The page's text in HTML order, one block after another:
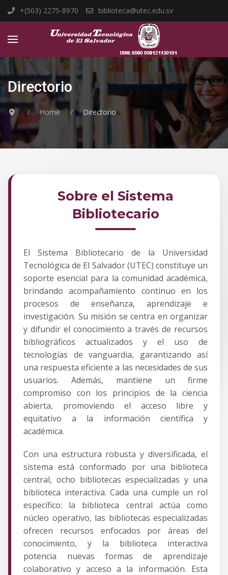
+(503) 2275-8970 biblioteca@utec.edu.sv
Directorio
Home Directorio
Sobre el Sistema
Bibliotecario
El Sistema Bibliotecario de la Universidad
Tecnológica de El Salvador (UTEC) constituye un
soporte esencial para la comunidad académica,
brindando acompañamiento continuo en los
procesos de enseñanza, aprendizaje e
investigación. Su misión se centra en organizar
y difundir el conocimiento a través de recursos
bibliográficos actualizados y el uso de
tecnologías de vanguardia, garantizando así
una respuesta eficiente a las necesidades de sus
usuarios. Además, mantiene un firme
compromiso con los principios de la ciencia
abierta, promoviendo el acceso libre y
equitativo a la información científica y
académica.
Con una estructura robusta y diversificada, el
sistema está conformado por una biblioteca
central, ocho bibliotecas especializadas y una
biblioteca interactiva. Cada una cumple un rol
específico: la biblioteca central actúa como
núcleo operativo, las bibliotecas especializadas
ofrecen recursos enfocados por áreas del
conocimiento, y la biblioteca interactiva
potencia nuevas formas de aprendizaje
colaborativo y acceso a la información. Esta